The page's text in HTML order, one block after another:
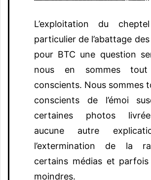
L’exploitation du
particulier de l’abattage
pour BTC une question
nous en sommes
conscients. Nous sommes
conscients de l’émoi
certaines photos
aucune autre
l’extermination de la
certains médias et
moindres.